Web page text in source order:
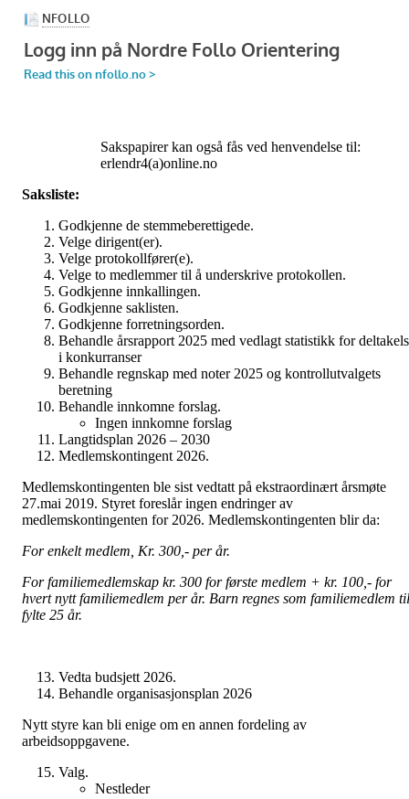
Sakspapirer kan også fås ved henvendelse til:
erlendr4(a)online.no
Saksliste:
Godkjenne de stemmeberettigede.
Velge dirigent(er).
Velge protokollfører(e).
Velge to medlemmer til å underskrive protokollen.
Godkjenne innkallingen.
Godkjenne saklisten.
Godkjenne forretningsorden.
Behandle årsrapport 2025 med vedlagt statistikk for
i konkurranser
Behandle regnskap med noter 2025 og kontrollutvalgets
beretning
Behandle innkomne forslag.
Ingen innkomne forslag
Langtidsplan 2026 – 2030
Medlemskontingent 2026.
Medlemskontingenten ble sist vedtatt på ekstraordinært årsmøte
27.mai 2019. Styret foreslår ingen endringer av
medlemskontingenten for 2026. Medlemskontingenten blir da:
For enkelt medlem, Kr. 300,- per år.
For familiemedlemskap kr. 300 for første medlem + kr. 100,- for
hvert nytt familiemedlem per år. Barn regnes som familiemedlem til
fylte 25 år.
Vedta budsjett 2026.
Behandle organisasjonsplan 2026
Nytt styre kan bli enige om en annen fordeling av
arbeidsoppgavene.
Valg.
Nestleder